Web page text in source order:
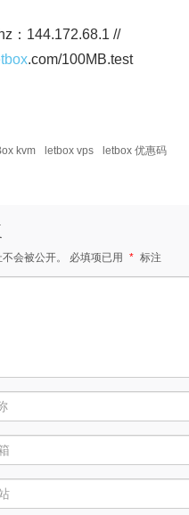
：144.172.68.1 //
.com/100MB.test
kvm letbox vps letbox 优惠码
会被公开。 必填项已用 * 标注